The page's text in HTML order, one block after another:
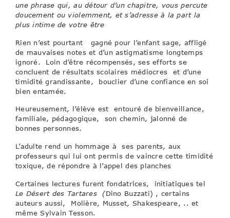
une phrase qui, au détour d’un chapitre, vous percute
doucement ou violemment, et s’adresse à la part la
plus intime de votre être
Rien n’est pourtant gagné pour l’enfant sage, affligé
de mauvaises notes et d’un astigmatisme longtemps
ignoré. Loin d’être récompensés, ses efforts se
concluent de résultats scolaires médiocres et d’une
timidité grandissante, bouclier d’une confiance en soi
bien entamée.
Heureusement, l’élève est entouré de bienveillance,
familiale, pédagogique, son chemin, jalonné de
bonnes personnes.
L’adulte rend un hommage à ses parents, aux
professeurs qui lui ont permis de vaincre cette timidité
toxique, de répondre à l’appel des planches
Certaines lectures furent fondatrices, initiatiques tel
Le Désert des Tartares (Dino Buzzati) , certains
auteurs aussi, Molière, Musset, Shakespeare, .. et
même Sylvain Tesson.